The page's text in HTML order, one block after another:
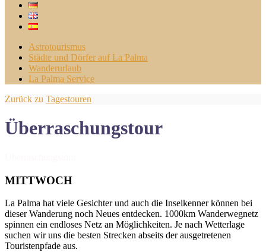
Astrotourismus
Städte und Dörfer auf La Palma
Wanderurlaub
La Palma Service
Zurück zu Tagestouren
Überraschungstour
MITTWOCH
La Palma hat viele Gesichter und auch die Inselkenner können bei
dieser Wanderung noch Neues entdecken. 1000km Wanderwegnetz
spinnen ein endloses Netz an Möglichkeiten. Je nach Wetterlage
suchen wir uns die besten Strecken abseits der ausgetretenen
Touristenpfade aus.